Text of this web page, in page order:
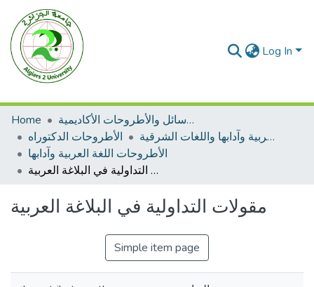
Log In
Home
الرسائل والأطروحات الأكاديمية
الأطروحات الدكتوراه
الأطروحات اللغة العربية وآدابها واللغات الشرقية
الأطروحات اللغة العربية وآدابها
مقولات التداولية في البلاغة العربية
مقولات التداولية في البلاغة العربية
Simple item page